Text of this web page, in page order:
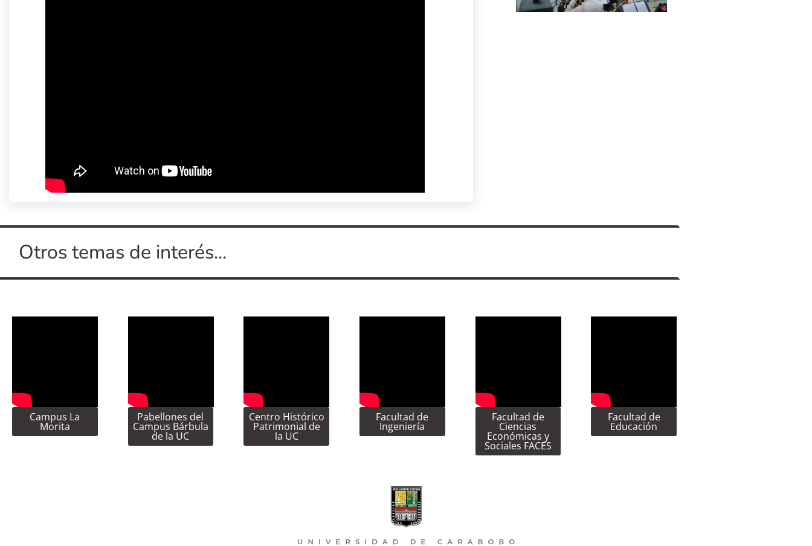
Otros temas de interés...
Campus La
Morita
Pabellones del
Campus Bárbula
de la UC
Centro Histórico
Patrimonial de
la UC
Facultad de
Ingeniería
Facultad de
Ciencias
Económicas y
Sociales FACES
Facultad de
Educación